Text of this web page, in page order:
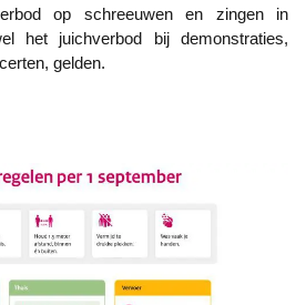
op schreeuwen en zingen in
het juichverbod bij demonstraties,
gelden.